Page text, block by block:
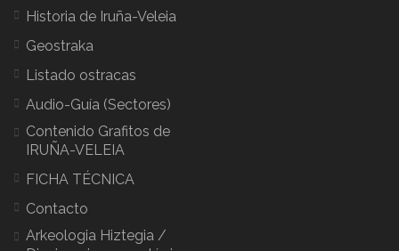
Historia de Iruña-Veleia
Geostraka
Listado ostracas
Audio-Guía (Sectores)
Contenido Grafitos de
IRUÑA-VELEIA
FICHA TÉCNICA
Contacto
Arkeologia Hiztegia /